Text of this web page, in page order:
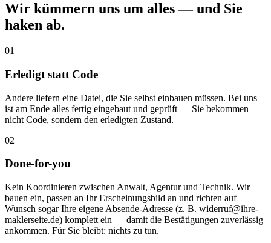
Wir kümmern uns um alles — und Sie
haken ab.
01
Erledigt statt Code
Andere liefern eine Datei, die Sie selbst einbauen müssen. Bei uns
ist am Ende alles fertig eingebaut und geprüft — Sie bekommen
nicht Code, sondern den erledigten Zustand.
02
Done-for-you
Kein Koordinieren zwischen Anwalt, Agentur und Technik. Wir
bauen ein, passen an Ihr Erscheinungsbild an und richten auf
Wunsch sogar Ihre eigene Absende-Adresse (z. B. widerruf@ihre-
maklerseite.de) komplett ein — damit die Bestätigungen zuverlässig
ankommen. Für Sie bleibt: nichts zu tun.